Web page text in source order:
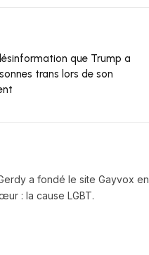
que Trump a
trans lors de son
a fondé le site Gayvox en
: la cause LGBT.